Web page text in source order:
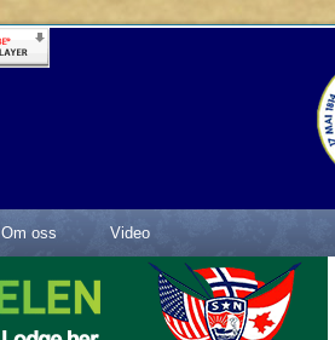
Om oss Video